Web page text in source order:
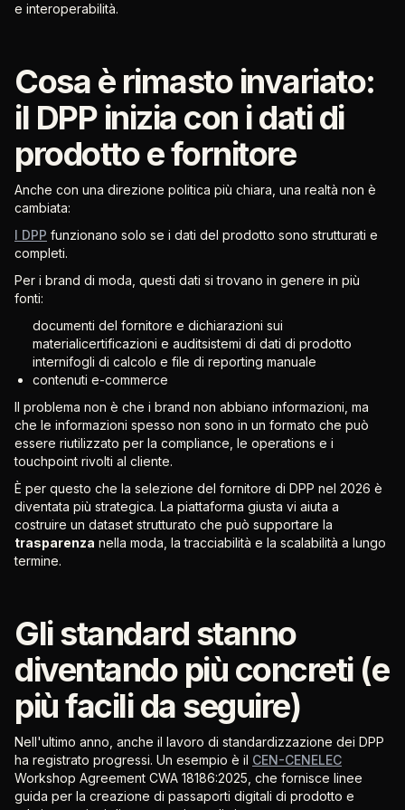
e interoperabilità.
Cosa è rimasto invariato:
il DPP inizia con i dati di
prodotto e fornitore
Anche con una direzione politica più chiara, una realtà non è
cambiata:
I DPP funzionano solo se i dati del prodotto sono strutturati e
completi.
Per i brand di moda, questi dati si trovano in genere in più
fonti:
documenti del fornitore e dichiarazioni sui
materialicertificazioni e auditsistemi di dati di prodotto
internifogli di calcolo e file di reporting manuale
contenuti e-commerce
Il problema non è che i brand non abbiano informazioni, ma
che le informazioni spesso non sono in un formato che può
essere riutilizzato per la compliance, le operations e i
touchpoint rivolti al cliente.
È per questo che la selezione del fornitore di DPP nel 2026 è
diventata più strategica. La piattaforma giusta vi aiuta a
costruire un dataset strutturato che può supportare la
trasparenza nella moda, la tracciabilità e la scalabilità a lungo
termine.
Gli standard stanno
diventando più concreti (e
più facili da seguire)
Nell'ultimo anno, anche il lavoro di standardizzazione dei DPP
ha registrato progressi. Un esempio è il CEN-CENELEC
Workshop Agreement CWA 18186:2025, che fornisce linee
guida per la creazione di passaporti digitali di prodotto e